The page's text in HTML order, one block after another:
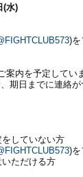
(水)
)を
内を予定してい
期日までに連絡
をしていない方
)を
いただける方